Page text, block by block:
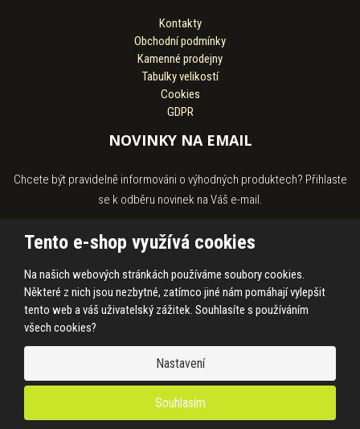
Tento e-shop využívá cookies
Na našich webových stránkách používáme soubory cookies.
Některé z nich jsou nezbytné, zatímco jiné nám pomáhají vylepšit
tento web a váš uživatelský zážitek. Souhlasíte s používáním
všech cookies?
Nastavení
Souhlasím
Kontakty
Obchodní podmínky
Kamenné prodejny
Tabulky velikostí
Cookies
GDPR
NOVINKY NA EMAIL
Chcete být pravidelně informováni o výhodných produktech? Přihlaste
se k odběru novinek na Váš e-mail.
Souhlasím sezpracováním osobních údajů.
© 2026, HASS Hroby s.r.o.
Ochrana osobních údajů